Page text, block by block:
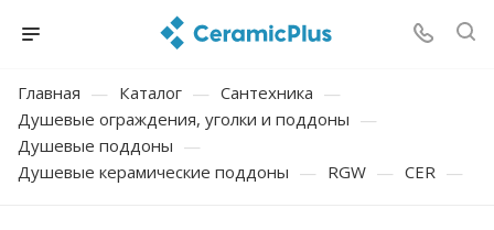
Главная — Каталог — Сантехника —
Душевые ограждения, уголки и поддоны —
Душевые поддоны —
Душевые керамические поддоны — RGW — CER —